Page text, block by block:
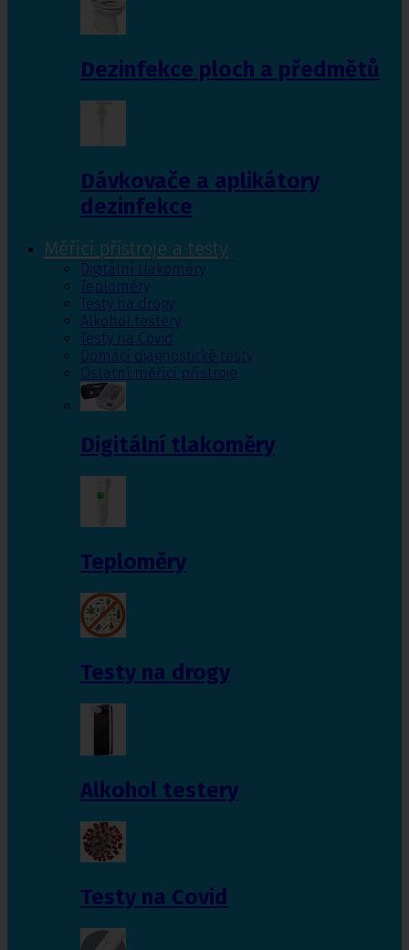
Dezinfekce ploch a předmětů
Dávkovače a aplikátory
dezinfekce
Měřící přístroje a testy
Digitální tlakoměry
Teploměry
Testy na drogy
Alkohol testery
Testy na Covid
Domácí diagnostické testy
Ostatní měřící přístroje
Digitální tlakoměry
Teploměry
Testy na drogy
Alkohol testery
Testy na Covid